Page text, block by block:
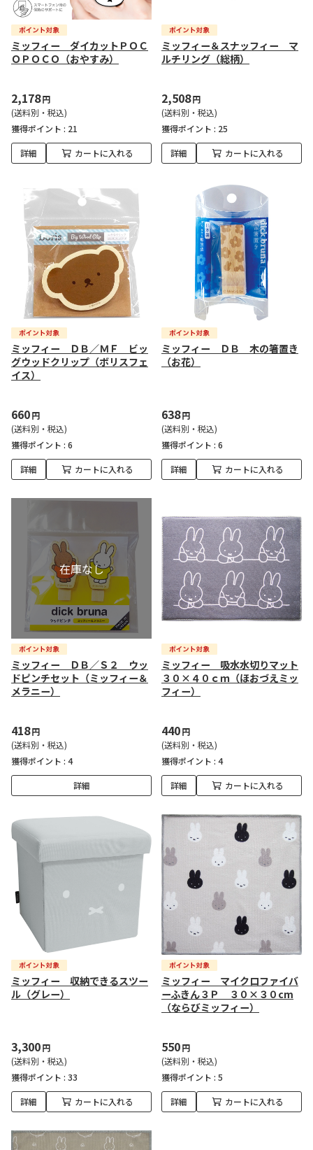
ミッフィー ダイカットＰＯＣ
ＯＰＯＣＯ（おやすみ）
2,178円
(送料別・税込)
獲得ポイント : 21
詳細 カートに入れる
ミッフィー＆スナッフィー マ
ルチリング（総柄）
2,508円
(送料別・税込)
獲得ポイント : 25
詳細 カートに入れる
ミッフィー ＤＢ／ＭＦ ビッ
グウッドクリップ（ボリスフェ
イス）
660円
(送料別・税込)
獲得ポイント : 6
詳細 カートに入れる
ミッフィー ＤＢ 木の箸置き
（お花）
638円
(送料別・税込)
獲得ポイント : 6
詳細 カートに入れる
ミッフィー ＤＢ／Ｓ２ ウッ
ドピンチセット（ミッフィー＆
メラニー）
418円
(送料別・税込)
獲得ポイント : 4
詳細
ミッフィー 吸水水切りマット
３０×４０ｃｍ（ほおづえミッ
フィー）
440円
(送料別・税込)
獲得ポイント : 4
詳細 カートに入れる
ミッフィー 収納できるスツー
ル（グレー）
3,300円
(送料別・税込)
獲得ポイント : 33
詳細 カートに入れる
ミッフィー マイクロファイバ
ーふきん３Ｐ ３０×３０cm
（ならびミッフィー）
550円
(送料別・税込)
獲得ポイント : 5
詳細 カートに入れる